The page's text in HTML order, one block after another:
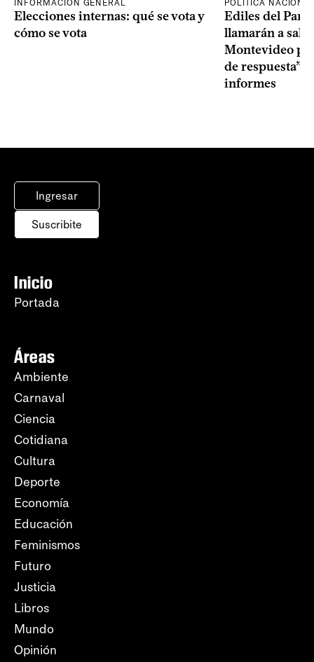
INFORMACIÓN GENERAL
Elecciones internas: qué se vota y
cómo se vota
POLÍTICA
Ediles del
llamarán a sala
Montevideo
de respuesta”
informes
Ingresar
Suscribite
Inicio
Portada
Áreas
Ambiente
Carnaval
Ciencia
Cotidiana
Cultura
Deporte
Economía
Educación
Feminismos
Futuro
Justicia
Libros
Mundo
Opinión